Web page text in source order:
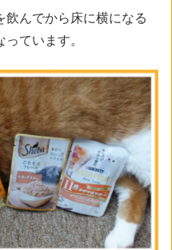
飲んでから床に横になる
ています。